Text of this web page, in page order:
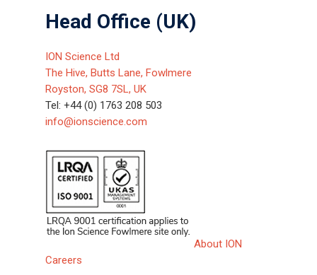
Head Office (UK)
ION Science Ltd
The Hive, Butts Lane, Fowlmere
Royston, SG8 7SL, UK
Tel: +44 (0) 1763 208 503
info@ionscience.com
About ION
Careers